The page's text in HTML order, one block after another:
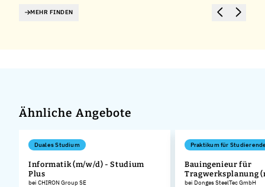
MEHR FINDEN
Ähnliche Angebote
Duales Studium
Informatik (m/w/d) - Studium
Plus
bei CHIRON Group SE
Praktikum für
Bauingenieur für
Tragwerksplanung
bei Donges SteelTec GmbH